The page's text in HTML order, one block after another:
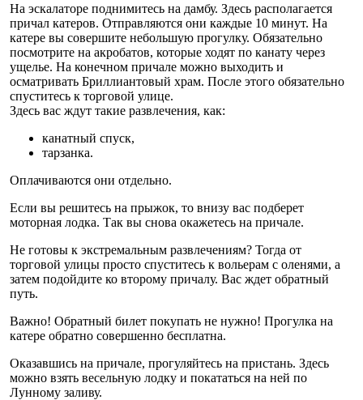
На эскалаторе поднимитесь на дамбу. Здесь располагается
причал катеров. Отправляются они каждые 10 минут. На
катере вы совершите небольшую прогулку. Обязательно
посмотрите на акробатов, которые ходят по канату через
ущелье. На конечном причале можно выходить и
осматривать Бриллиантовый храм. После этого обязательно
спуститесь к торговой улице.
Здесь вас ждут такие развлечения, как:
канатный спуск,
тарзанка.
Оплачиваются они отдельно.
Если вы решитесь на прыжок, то внизу вас подберет
моторная лодка. Так вы снова окажетесь на причале.
Не готовы к экстремальным развлечениям? Тогда от
торговой улицы просто спуститесь к вольерам с оленями, а
затем подойдите ко второму причалу. Вас ждет обратный
путь.
Важно! Обратный билет покупать не нужно! Прогулка на
катере обратно совершенно бесплатна.
Оказавшись на причале, прогуляйтесь на пристань. Здесь
можно взять весельную лодку и покататься на ней по
Лунному заливу.